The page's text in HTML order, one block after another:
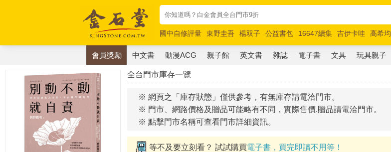
國中自修評量 東野圭吾 楊双子 公益書包 16647續集 吉伊卡哇 高希均
唯紅花綻放
奧德賽 路邊攤新作 馬斯克 玩具總動員5 超慢跑
會員獎勵 中文書 動漫ACG 親子館 英文書 雜誌 電子書 文具 玩具親子
全台門市庫存一覽
※ 網頁之「庫存狀態」僅供參考，有無庫存請電洽門市。
※ 門市、網路價格及贈品可能略有不同，實際售價.贈品請電洽門市。
※ 點擊門市名稱可查看門市詳細資訊。
等不及要立刻看？ 試試購買電子書，買完即讀不用等！